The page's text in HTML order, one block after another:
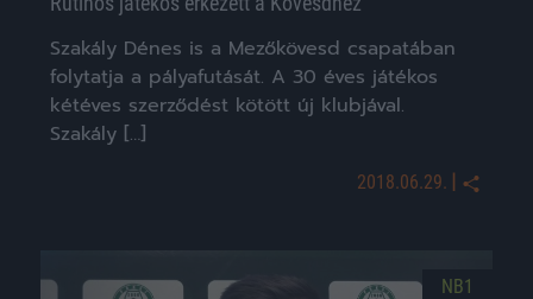
Szakály Dénes is a Mezőkövesd csapatában
folytatja a pályafutását. A 30 éves játékos
kétéves szerződést kötött új klubjával.
Szakály […]
2018.06.29. |
NB1